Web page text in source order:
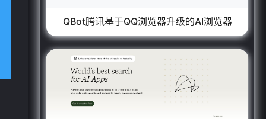
QBot腾讯基于QQ浏览器升级的AI浏览器